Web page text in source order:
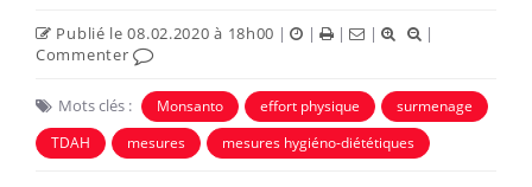
Publié le 08.02.2020 à 18h00 | | | |
|
Commenter
Mots clés : Monsanto effort physique
surmenage
TDAH
mesures mesures hygiéno-diététiques